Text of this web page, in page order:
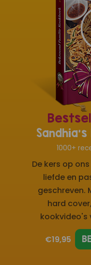
1000+
De kers op
liefde en
geschreven.
hard
kookvideo's
€19,95